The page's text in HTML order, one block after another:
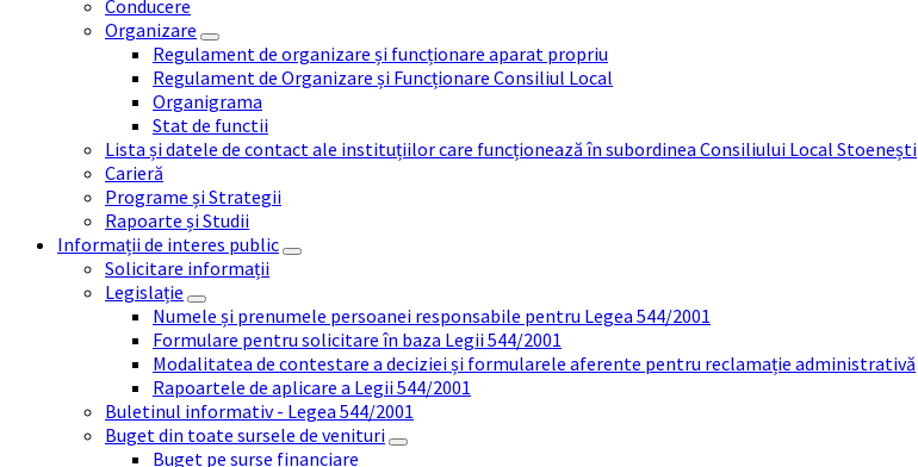
Conducere
Organizare
Regulament de organizare și funcționare aparat propriu
Regulament de Organizare și Funcționare Consiliul Local
Organigrama
Stat de functii
Lista și datele de contact ale instituțiilor care funcționează în subordinea Consiliului Local Stoenești
Carieră
Programe și Strategii
Rapoarte și Studii
Informații de interes public
Solicitare informații
Legislație
Numele și prenumele persoanei responsabile pentru Legea 544/2001
Formulare pentru solicitare în baza Legii 544/2001
Modalitatea de contestare a deciziei și formularele aferente pentru reclamație administrativă
Rapoartele de aplicare a Legii 544/2001
Buletinul informativ - Legea 544/2001
Buget din toate sursele de venituri
Buget pe surse financiare